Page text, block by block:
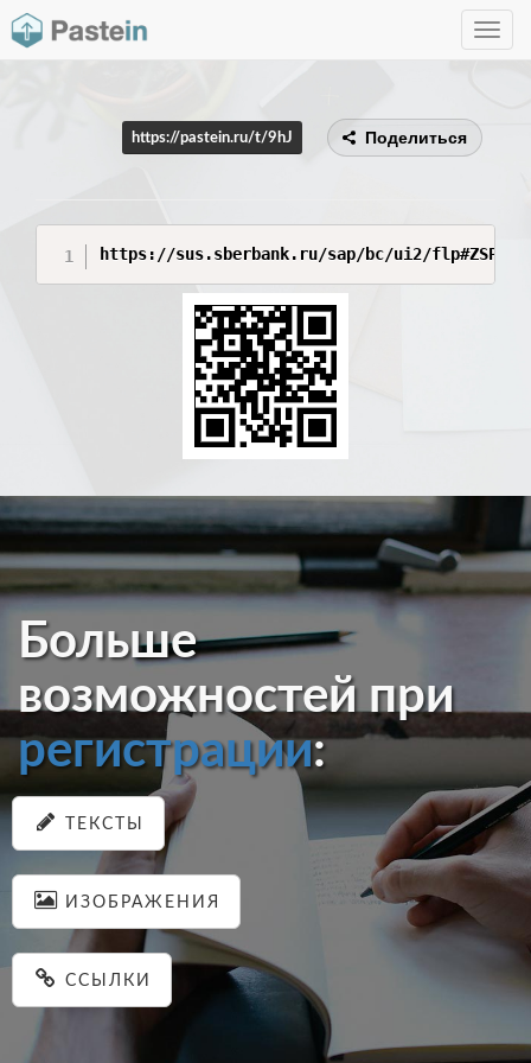
Toggle
https://pastein.ru/t/9hJ Поделиться
https://sus.sberbank.ru/sap/bc/ui2/
Больше
возможностей при
регистрации:
ТЕКСТЫ
ИЗОБРАЖЕНИЯ
ССЫЛКИ